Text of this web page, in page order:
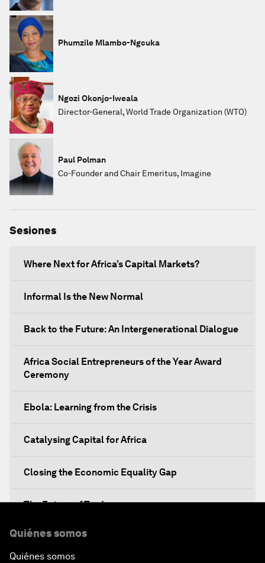
Phumzile Mlambo-Ngcuka
Ngozi Okonjo-Iweala
Director-General, World Trade Organization (WTO)
Paul Polman
Co-Founder and Chair Emeritus, Imagine
Sesiones
Where Next for Africa’s Capital Markets?
Informal Is the New Normal
Back to the Future: An Intergenerational Dialogue
Africa Social Entrepreneurs of the Year Award
Ceremony
Ebola: Learning from the Crisis
Catalysing Capital for Africa
Closing the Economic Equality Gap
The Future of Trade
Meeting the Development Challenge
Quiénes somos
Quiénes somos